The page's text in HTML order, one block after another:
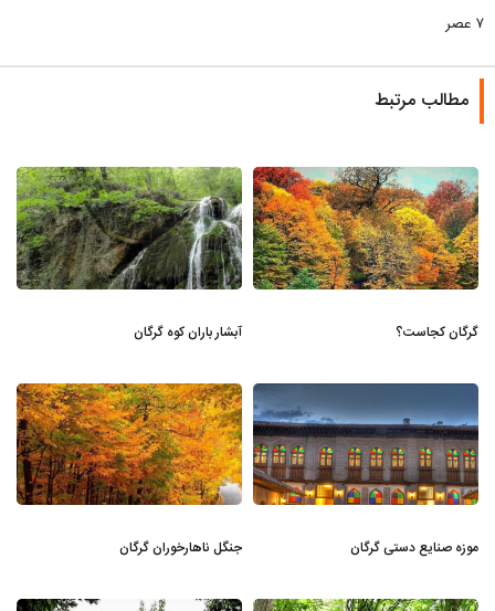
۷ عصر
مطالب مرتبط
گرگان کجاست؟ آبشار باران کوه گرگان
موزه صنایع دستی گرگان جنگل ناهارخوران گرگان